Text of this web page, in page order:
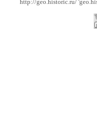
http://geo.historic.ru/